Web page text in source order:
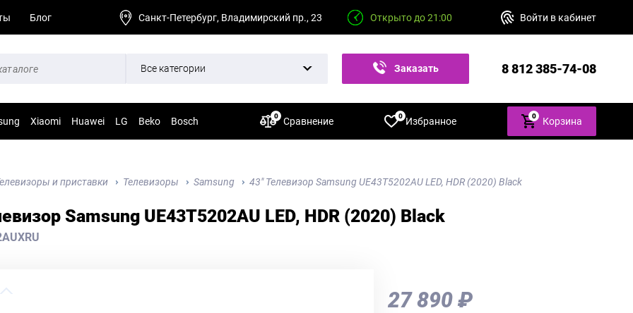
Блог Санкт-Петербург, Владимирский пр., 23 Открыто до 21:00 Войти в кабинет
Все категории Заказать 8 812 385-74-08
Xiaomi Huawei LG Beko Bosch Сравнение
0 Избранное
0 0 Корзина
и приставки Телевизоры Samsung 43" Телевизор Samsung UE43T5202AU LED, HDR (2020) Black
Samsung UE43T5202AU LED, HDR (2020) Black
27 890 ₽